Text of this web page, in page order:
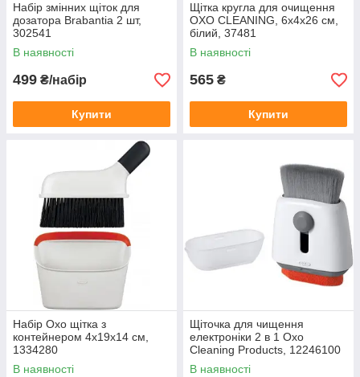
Набір змінних щіток для
дозатора Brabantia 2 шт,
302541
В наявності
499 ₴/набір
Купити
Щітка кругла для очищення
OXO CLEANING, 6х4х26 см,
білий, 37481
В наявності
565 ₴
Купити
Набір Oxo щітка з
контейнером 4х19х14 см,
1334280
В наявності
Щіточка для чищення
електроніки 2 в 1 Oxo
Cleaning Products, 12246100
В наявності